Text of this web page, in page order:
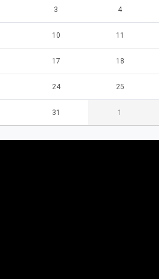
3 4
10 11
17 18
24 25
31 1